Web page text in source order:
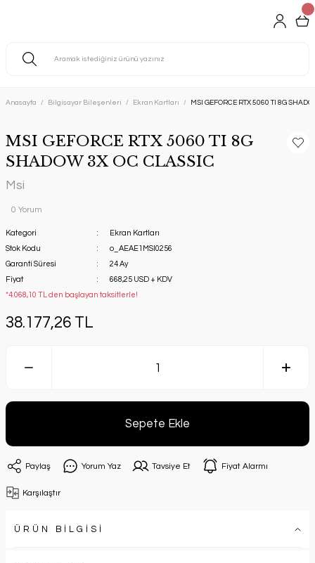
Anasayfa Bilgisayar Bileşenleri Ekran Kartları MSI GEFORCE RTX 5060 TI 8G
MSI GEFORCE RTX 5060 TI 8G
SHADOW 3X OC CLASSIC
Msi
0 Yorum
Kategori
Ekran Kartları
Stok Kodu
o_AEAE1MSI0256
Garanti Süresi
24 Ay
Fiyat
668,25 USD + KDV
*4.068,10 TL den başlayan taksitlerle!
38.177,26 TL
Sepete Ekle
Paylaş Yorum Yaz Tavsiye Et Fiyat Alarmı
Karşılaştır
ÜRÜN BİLGİSİ